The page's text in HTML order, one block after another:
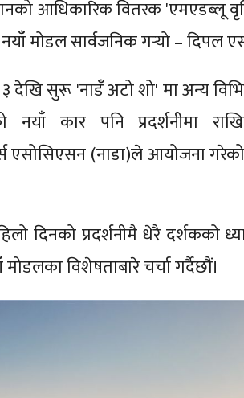
आधिकारिक वितरक 'एमएडब्लू
मोडल सार्वजनिक गर्‍यो – दिपल
देखि सुरू 'नाडँ अटो शो' मा अन्य
नयाँ कार पनि प्रदर्शनीमा
एसोसिएसन (नाडा)ले आयोजना गरेको
दिनको प्रदर्शनीमै धेरै
विशेषताबारे चर्चा गर्दैछौं।